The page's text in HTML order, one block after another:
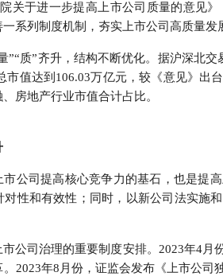
关于进一步提高上市公司质量的意见
一系列制度机制，夯实上市公司高质量发
”“质”齐升，结构不断优化。据沪深北
市值达到106.03万亿元，较《意见》
房地产行业市值合计占比。
市公司提高核心竞争力的基石，也是提
对性和有效性；同时，以新公司法实施
公司治理的重要制度安排。2023年4
2023年8月份，证监会发布《上市公